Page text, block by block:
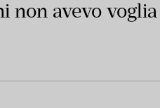
non avevo